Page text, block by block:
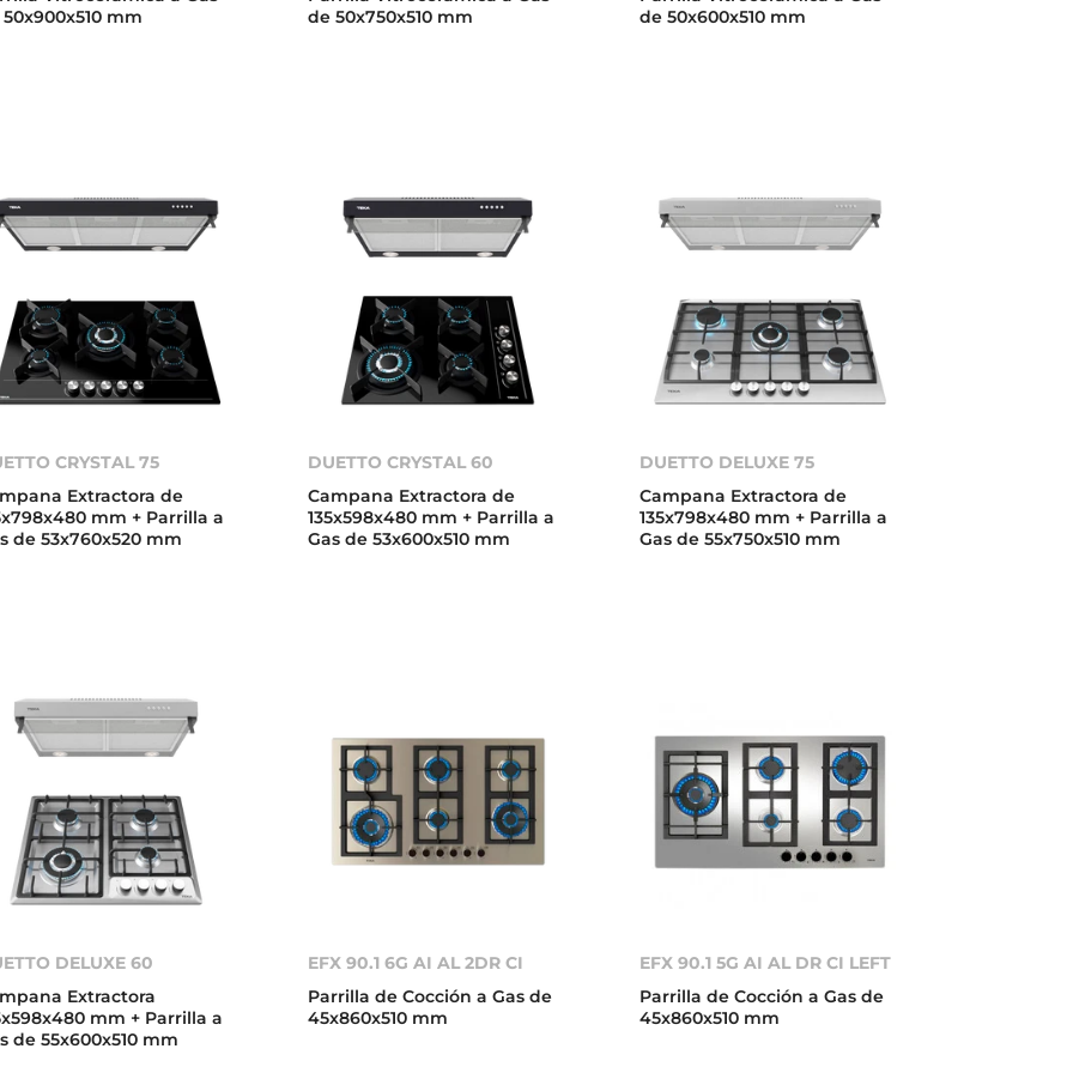
mm
de 50x750x510 mm
de 50x600x510 mm
CRYSTAL 75
Extractora de
mm + Parrilla a
de 53x760x520 mm
DUETTO CRYSTAL 60
Campana Extractora de
135x598x480 mm + Parrilla a
Gas de 53x600x510 mm
DUETTO DELUXE 75
Campana Extractora de
135x798x480 mm + Parrilla a
Gas de 55x750x510 mm
DELUXE 60
Extractora
mm + Parrilla a
de 55x600x510 mm
EFX 90.1 6G AI AL 2DR CI
Parrilla de Cocción a Gas de
45x860x510 mm
EFX 90.1 5G AI AL DR CI LEFT
Parrilla de Cocción a Gas de
45x860x510 mm